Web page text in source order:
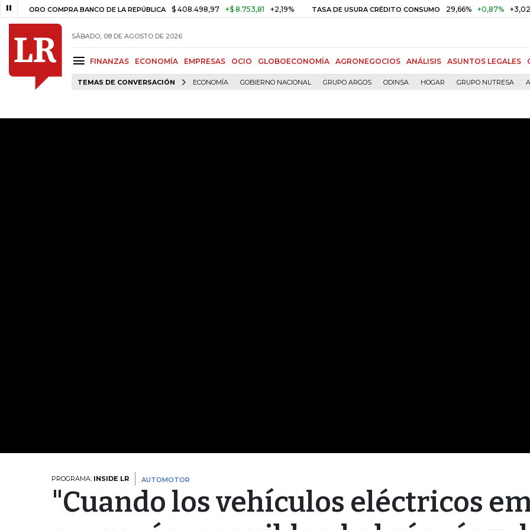
ORO COMPRA BANCO DE LA REPÚBLICA $ 408.498,97 +$ 8.753,81 +2,19% TASA DE USURA CRÉDITO CONSUMO 29,66% +0,87% +3,02%
SÁBADO, 08 DE AGOSTO DE 2026
FINANZAS ECONOMÍA EMPRESAS OCIO GLOBOECONOMÍA AGRONEGOCIOS ANÁLISIS ASUNTOS LEGALES
TEMAS DE CONVERSACIÓN ECONOMÍA GOBIERNO NACIONAL GRUPO ARGOS ODINSA HOGAR GRUPO NUTRESA
PROGRAMA: INSIDE LR AUTOMOTOR
"Cuando los vehículos eléctricos